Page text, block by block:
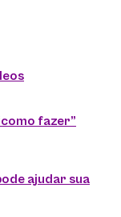
fazer”
ajudar sua